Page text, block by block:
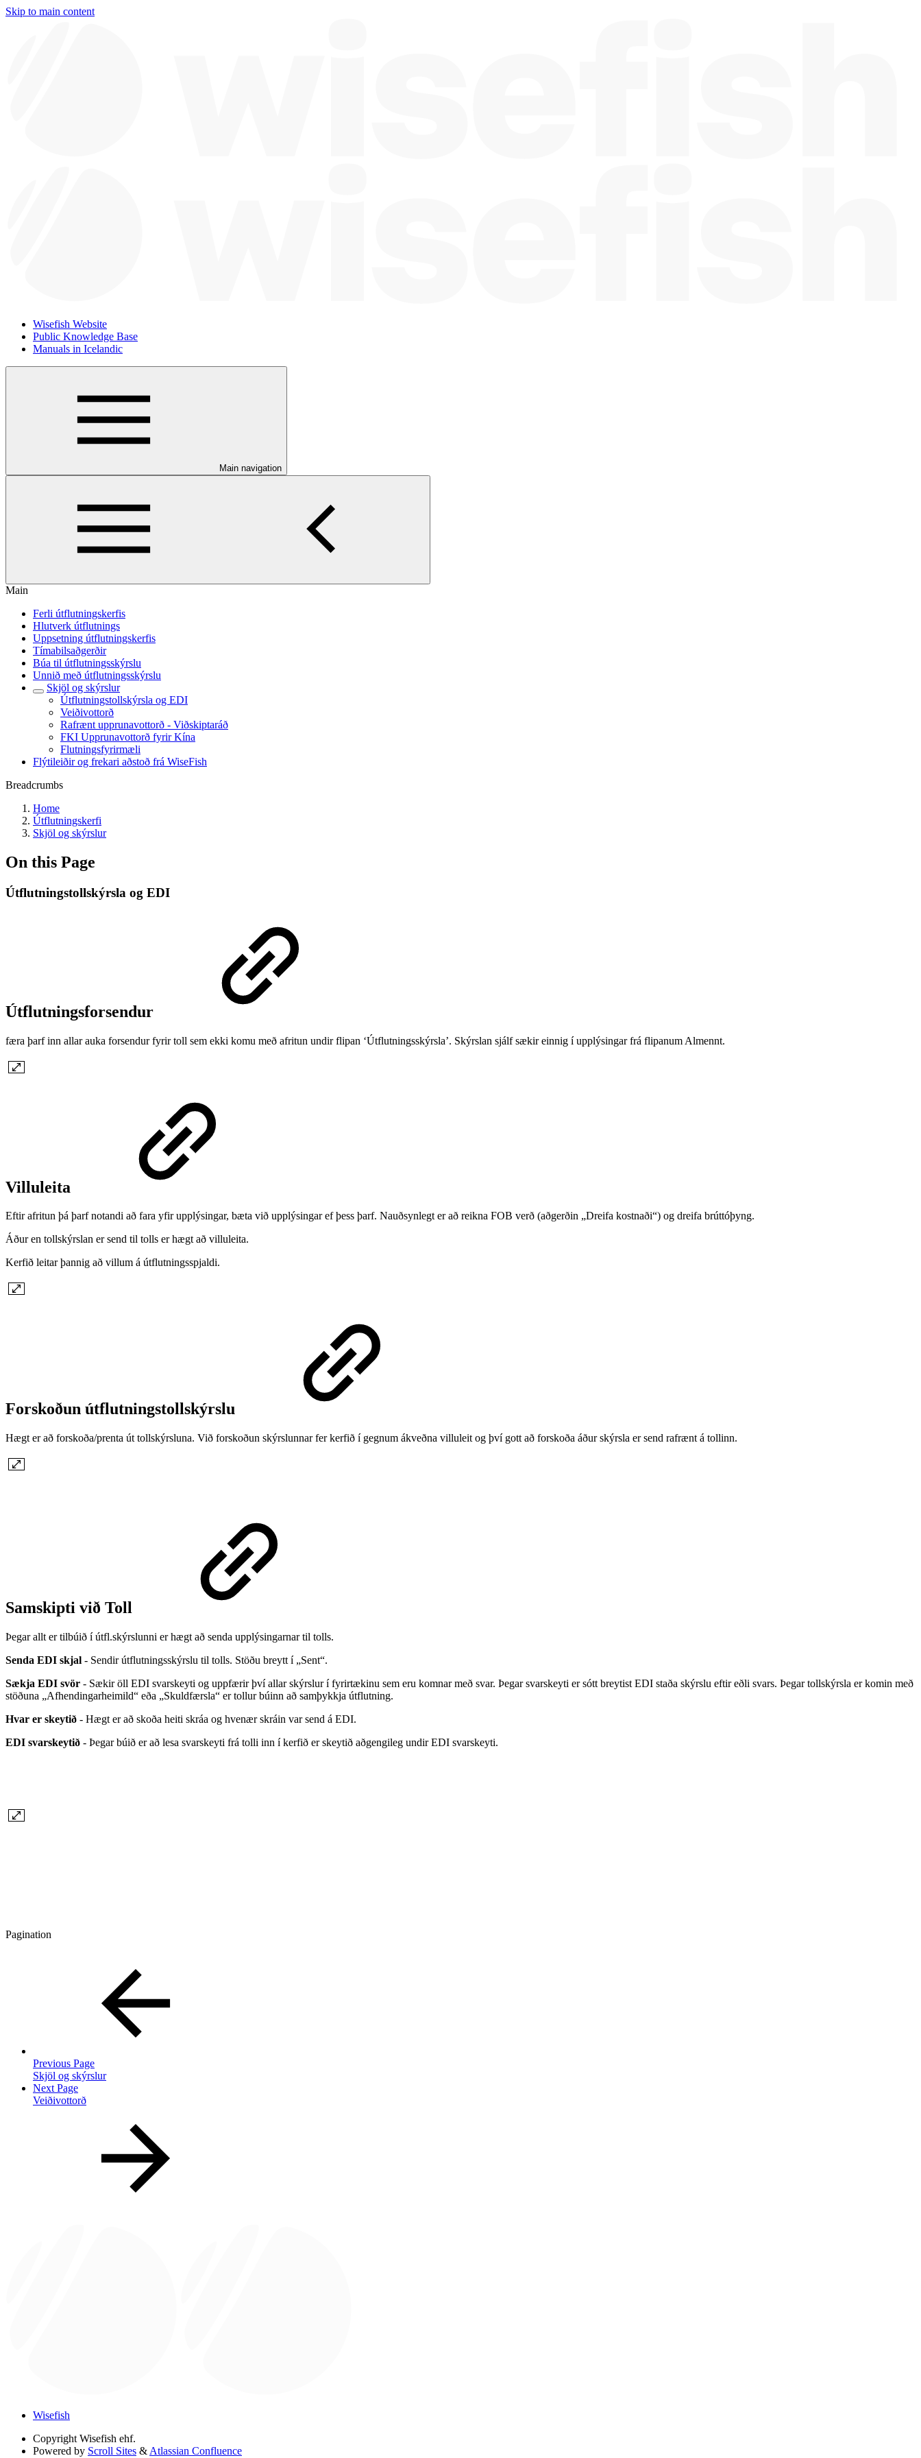
Skip to main content
Wisefish Website
Public Knowledge Base
Manuals in Icelandic
Main navigation
Main
Ferli útflutningskerfis
Hlutverk útflutnings
Uppsetning útflutningskerfis
Tímabilsaðgerðir
Búa til útflutningsskýrslu
Unnið með útflutningsskýrslu
Skjöl og skýrslur
Útflutningstollskýrsla og EDI
Veiðivottorð
Rafrænt upprunavottorð - Viðskiptaráð
FKI Upprunavottorð fyrir Kína
Flutningsfyrirmæli
Flýtileiðir og frekari aðstoð frá WiseFish
Breadcrumbs
Home
Útflutningskerfi
Skjöl og skýrslur
On this Page
Útflutningstollskýrsla og EDI
Útflutningsforsendur
færa þarf inn allar auka forsendur fyrir toll sem ekki komu með afritun undir flipan ‘Útflutningsskýrsla’. Skýrslan sjálf sækir einnig í upplýsingar frá flipanum Almennt.
Villuleita
Eftir afritun þá þarf notandi að fara yfir upplýsingar, bæta við upplýsingar ef þess þarf. Nauðsynlegt er að reikna FOB verð (aðgerðin „Dreifa kostnaði“) og dreifa brúttóþyng.
Áður en tollskýrslan er send til tolls er hægt að villuleita.
Kerfið leitar þannig að villum á útflutningsspjaldi.
Forskoðun útflutningstollskýrslu
Hægt er að forskoða/prenta út tollskýrsluna. Við forskoðun skýrslunnar fer kerfið í gegnum ákveðna villuleit og því gott að forskoða áður skýrsla er send rafrænt á tollinn.
Samskipti við Toll
Þegar allt er tilbúið í útfl.skýrslunni er hægt að senda upplýsingarnar til tolls.
Senda EDI skjal - Sendir útflutningsskýrslu til tolls. Stöðu breytt í „Sent“.
Sækja EDI svör - Sækir öll EDI svarskeyti og uppfærir því allar skýrslur í fyrirtækinu sem eru komnar með svar. Þegar svarskeyti er sótt breytist EDI staða skýrslu eftir eðli svars. Þegar tollskýrsla er komin með
stöðuna „Afhendingarheimild“ eða „Skuldfærsla“ er tollur búinn að samþykkja útflutning.
Hvar er skeytið - Hægt er að skoða heiti skráa og hvenær skráin var send á EDI.
EDI svarskeytið - Þegar búið er að lesa svarskeyti frá tolli inn í kerfið er skeytið aðgengileg undir EDI svarskeyti.
Pagination
Previous Page
Skjöl og skýrslur
Next Page
Veiðivottorð
Wisefish
Copyright Wisefish ehf.
Powered by Scroll Sites & Atlassian Confluence